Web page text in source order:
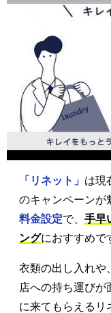
「リネット」 は現
のキャンペーンが
料金設定で、 手早
ングにおすすめで
衣類の出し入れや
店への持ち運びが
に来てもらえるリ